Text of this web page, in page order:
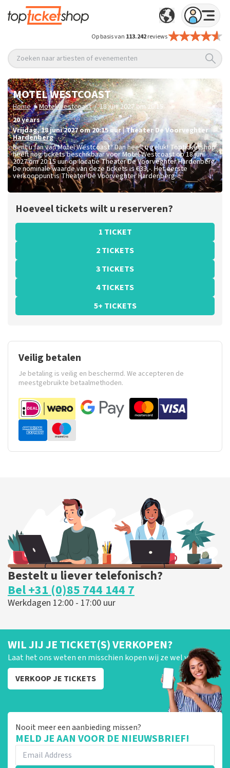
Op basis van 113.242reviews
Zoeken naar artiesten of evenementen
MOTEL WESTCOAST
Home / Motel Westcoast / 18 juni 2027 om 20:15
20 years
vrijdag,18 juni 2027 om 20:15uur|Theater De Voorveghter
Hardenberg
Bent u fan van Motel Westcoast? Dan heeft u geluk! Topticketshop
heeft nog tickets beschikbaar voor Motel Westcoast op 18 juni
2027 om 20:15 uur op locatie Theater De Voorveghter Hardenberg.
De nominale waarde van deze tickets is€33,-. Het eerste
verkooppunt is Theater De Voorveghter Hardenberg.
Hoeveel tickets wilt u reserveren?
1 TICKET
2 TICKETS
3 TICKETS
4 TICKETS
5+ TICKETS
Veilig betalen
Je betaling is veilig en beschermd. We accepteren de
meestgebruikte betaalmethoden.
Bestelt u liever telefonisch?
Bel +31 (0)85 744 144 7
Werkdagen 12:00 - 17:00 uur
WIL JIJ JE TICKET(S) VERKOPEN?
Laat het ons weten en misschien kopen wij ze wel van je!
VERKOOP JE TICKETS
Nooit meer een aanbieding missen?
MELD JE AAN VOOR DE NIEUWSBRIEF!